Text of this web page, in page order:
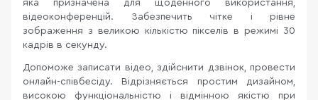
яка призначена для щоденного використання,
відеоконференцій. Забезпечить чітке і рівне
зображення з великою кількістю пікселів в режимі 30
кадрів в секунду.
Допоможе записати відео, здійснити дзвінок, провести
онлайн-співбесіду. Відрізняється простим дизайном,
високою функціональністю і відмінною якістю при